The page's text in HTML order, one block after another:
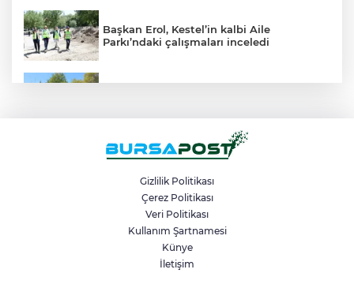
Başkan Erol, Kestel’in kalbi Aile
Parkı’ndaki çalışmaları inceledi
Mahalleyi savaş alanına çevirdi, alkollü
Bir adımla hayata tutundu, motosikletli
duvara çarparak can verdi
Gizlilik Politikası
Çerez Politikası
Veri Politikası
Kullanım Şartnamesi
Künye
İletişim